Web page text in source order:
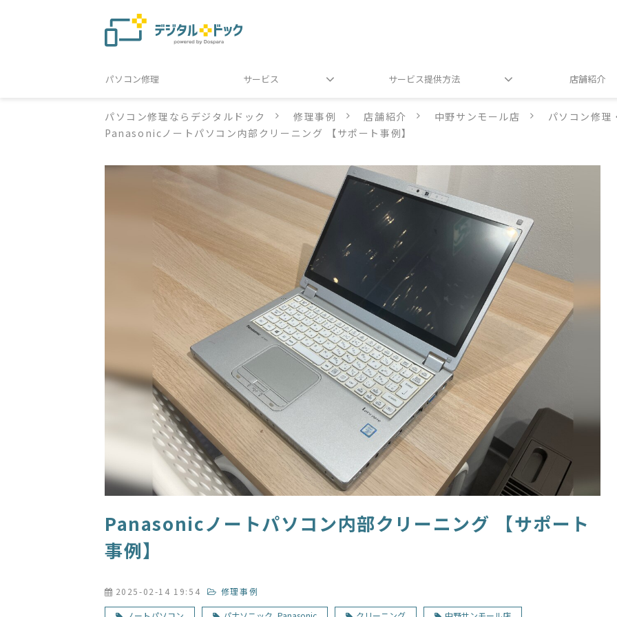
パソコン修理 サービス サービス提供方法 店舗紹介
パソコン修理ならデジタルドック 修理事例 店舗紹介 中野サンモール店
パソコン修理
Panasonicノートパソコン内部クリーニング 【サポート事例】
Panasonicノートパソコン内部クリーニング 【サポート
事例】
2025-02-14 19:54 修理事例